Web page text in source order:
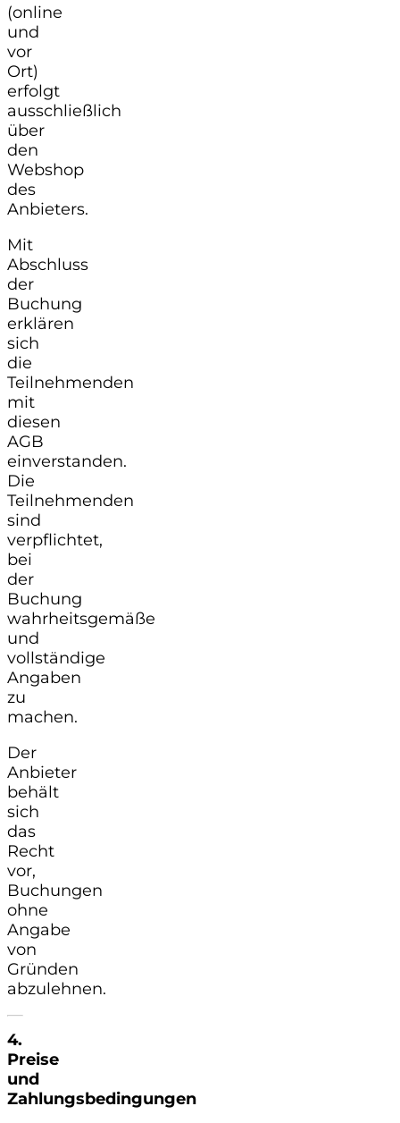
(online
und
vor
Ort)
erfolgt
ausschließlich
über
den
Webshop
des
Anbieters.
Mit
Abschluss
der
Buchung
erklären
sich
die
Teilnehmenden
mit
diesen
AGB
einverstanden.
Die
Teilnehmenden
sind
verpflichtet,
bei
der
Buchung
wahrheitsgemäße
und
vollständige
Angaben
zu
machen.
Der
Anbieter
behält
sich
das
Recht
vor,
Buchungen
ohne
Angabe
von
Gründen
abzulehnen.
4.
Preise
und
Zahlungsbedingungen